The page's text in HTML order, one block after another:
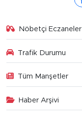
Nöbetçi Eczaneler
Trafik Durumu
Tüm Manşetler
Haber Arşivi